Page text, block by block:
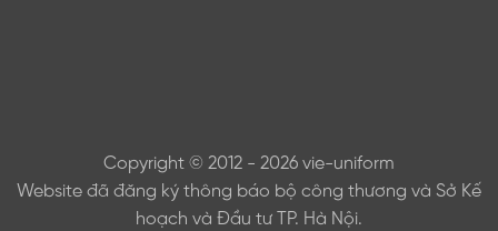
Copyright © 2012 - 2026 vie-uniform
Website đã đăng ký thông báo bộ công thương và Sở Kế
hoạch và Đầu tư TP. Hà Nội.